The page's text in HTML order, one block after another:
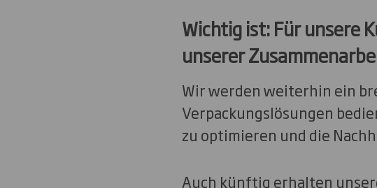
Wichtig ist: Für unsere
unserer
Wir werden weiterhin ein
Verpackungslösungen
zu optimieren und die
Auch künftig erhalten